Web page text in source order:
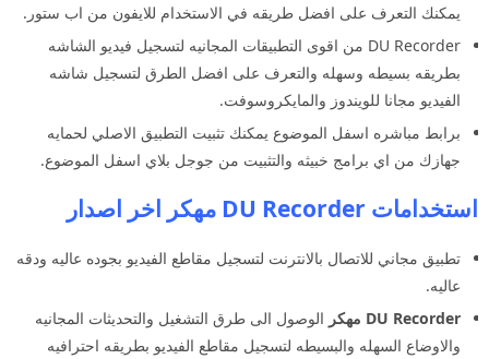
يمكنك التعرف على افضل طريقه في الاستخدام للايفون من اب ستور.
DU Recorder من اقوى التطبيقات المجانيه لتسجيل فيديو الشاشه
بطريقه بسيطه وسهله والتعرف على افضل الطرق لتسجيل شاشه
الفيديو مجانا للويندوز والمايكروسوفت.
برابط مباشره اسفل الموضوع يمكنك تثبيت التطبيق الاصلي لحمايه
جهازك من اي برامج خبيثه والتثبيت من جوجل بلاي اسفل الموضوع.
استخدامات DU Recorder مهكر اخر اصدار
تطبيق مجاني للاتصال بالانترنت لتسجيل مقاطع الفيديو بجوده عاليه ودقه
عاليه.
DU Recorder مهكر
الوصول الى طرق التشغيل والتحديثات المجانيه
والاوضاع السهله والبسيطه لتسجيل مقاطع الفيديو بطريقه احترافيه